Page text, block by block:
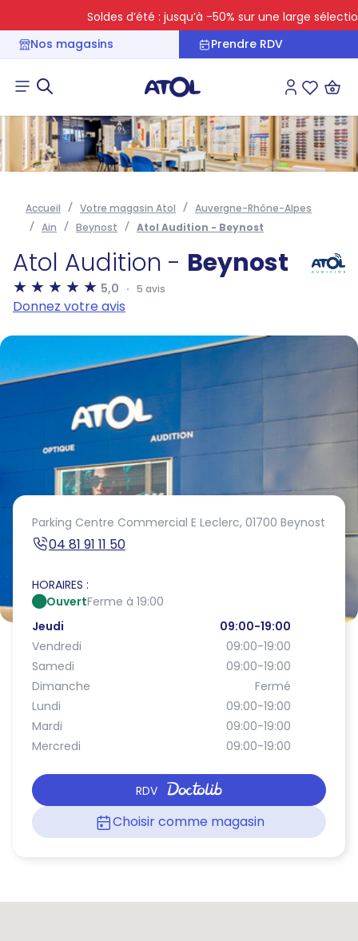
Soldes d’été : jusqu’à -50% sur une large sélection
Nos magasins
Prendre RDV
Connexion
Accueil Votre magasin Atol
Auvergne-Rhône-Alpes
Ain
Beynost Atol Audition - Beynost
Atol Audition - Beynost
5,0 5 avis
Donnez votre avis
Parking Centre Commercial E Leclerc, 01700 Beynost
04 81 91 11 50
HORAIRES :
OuvertFerme à 19:00
Jeudi
09:00-19:00
Vendredi
09:00-19:00
Samedi
09:00-19:00
Dimanche
Fermé
Lundi
09:00-19:00
Mardi
09:00-19:00
Mercredi
09:00-19:00
RDV
Choisir comme magasin